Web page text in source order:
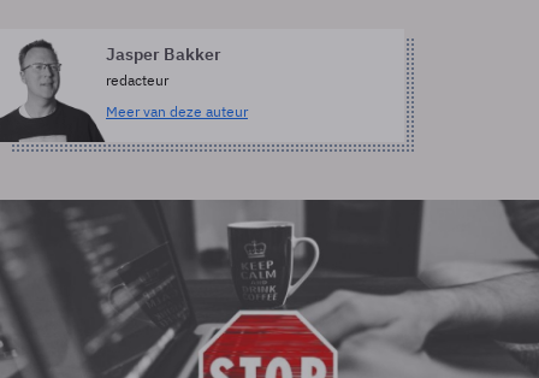
Jasper Bakker
redacteur
Meer van deze auteur